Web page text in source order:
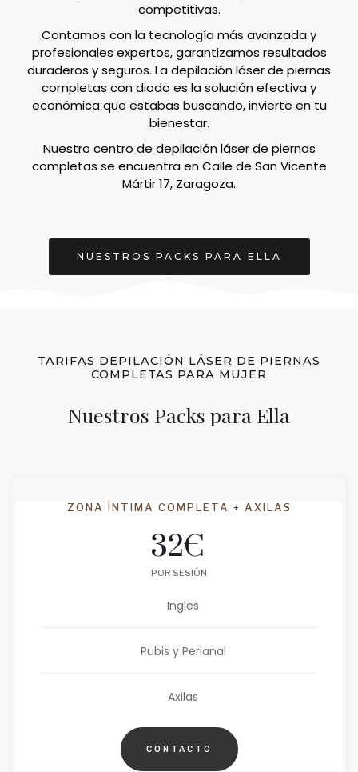
competitivas.
Contamos con la tecnología más avanzada y
profesionales expertos, garantizamos resultados
duraderos y seguros. La depilación láser de piernas
completas con diodo es la solución efectiva y
económica que estabas buscando, invierte en tu
bienestar.
Nuestro centro de depilación láser de piernas
completas se encuentra en Calle de San Vicente
Mártir 17, Zaragoza.
NUESTROS PACKS PARA ELLA
TARIFAS DEPILACIÓN LÁSER DE PIERNAS
COMPLETAS PARA MUJER
Nuestros Packs para Ella
ZONA ÍNTIMA COMPLETA + AXILAS
32€
POR SESIÓN
Ingles
Pubis y Perianal
Axilas
CONTACTO